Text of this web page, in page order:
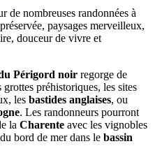
de nombreuses randonnées à
paysages merveilleux,
douceur de vivre et
Périgord noir regorge de
préhistoriques, les sites
les bastides anglaises, ou
. Les randonneurs pourront
la Charente avec les vignobles
bord de mer dans le bassin